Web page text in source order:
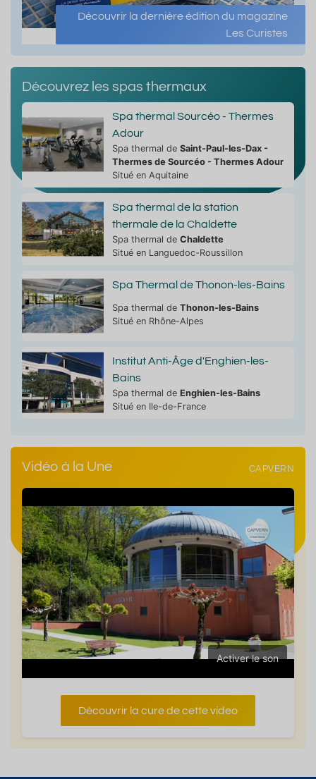
Découvrir la dernière édition du magazine
Les Curistes
Découvrez les spas thermaux
Spa thermal Sourcéo - Thermes
Adour
Spa thermal de Saint-Paul-les-Dax -
Thermes de Sourcéo - Thermes Adour
Situé en Aquitaine
Spa thermal de la station
thermale de la Chaldette
Spa thermal de Chaldette
Situé en Languedoc-Roussillon
Spa Thermal de Thonon-les-Bains
Spa thermal de Thonon-les-Bains
Situé en Rhône-Alpes
Institut Anti-Âge d'Enghien-les-
Bains
Spa thermal de Enghien-les-Bains
Situé en Ile-de-France
Vidéo à la Une CAPVERN
Activer le son
Découvrir la cure de cette video